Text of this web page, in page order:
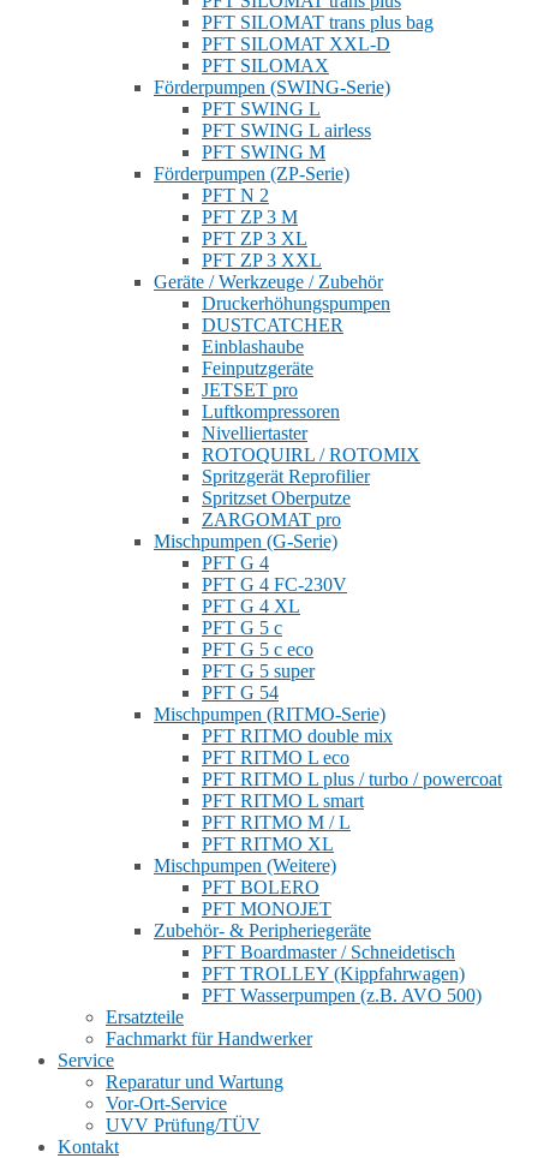
PFT SILOMAT trans plus bag
PFT SILOMAT XXL-D
PFT SILOMAX
Förderpumpen (SWING-Serie)
PFT SWING L
PFT SWING L airless
PFT SWING M
Förderpumpen (ZP-Serie)
PFT N 2
PFT ZP 3 M
PFT ZP 3 XL
PFT ZP 3 XXL
Geräte / Werkzeuge / Zubehör
Druckerhöhungspumpen
DUSTCATCHER
Einblashaube
Feinputzgeräte
JETSET pro
Luftkompressoren
Nivelliertaster
ROTOQUIRL / ROTOMIX
Spritzgerät Reprofilier
Spritzset Oberputze
ZARGOMAT pro
Mischpumpen (G-Serie)
PFT G 4
PFT G 4 FC-230V
PFT G 4 XL
PFT G 5 c
PFT G 5 c eco
PFT G 5 super
PFT G 54
Mischpumpen (RITMO-Serie)
PFT RITMO double mix
PFT RITMO L eco
PFT RITMO L plus / turbo / powercoat
PFT RITMO L smart
PFT RITMO M / L
PFT RITMO XL
Mischpumpen (Weitere)
PFT BOLERO
PFT MONOJET
Zubehör- & Peripheriegeräte
PFT Boardmaster / Schneidetisch
PFT TROLLEY (Kippfahrwagen)
PFT Wasserpumpen (z.B. AVO 500)
Ersatzteile
Fachmarkt für Handwerker
Service
Reparatur und Wartung
Vor-Ort-Service
UVV Prüfung/TÜV
Kontakt